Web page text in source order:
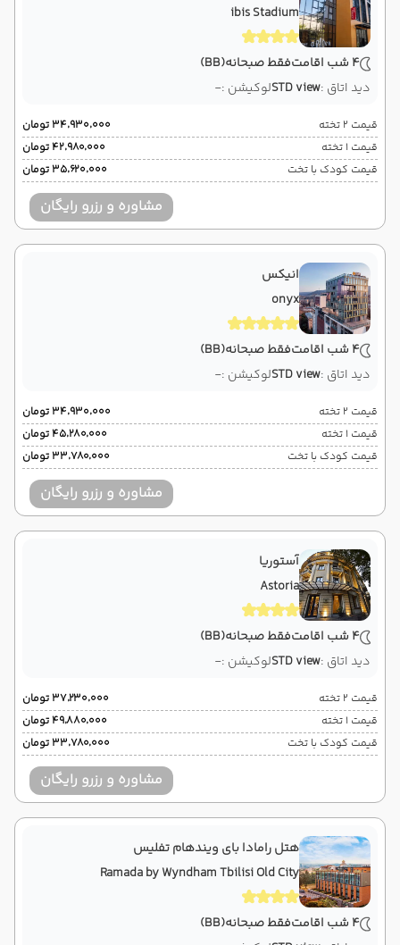
ibis Stadium
4 شب اقامت فقط صبحانه(BB)
دید اتاق :STD viewلوکیشن :-
قیمت 2 تخته
۳۴٬۹۳۰٬۰۰۰ تومان
قیمت 1 تخته
۴۲٬۹۸۰٬۰۰۰ تومان
قیمت کودک با تخت
۳۵٬۶۲۰٬۰۰۰ تومان
مشاوره و رزرو رایگان
انیکس
onyx
4 شب اقامت فقط صبحانه(BB)
دید اتاق :STD viewلوکیشن :-
قیمت 2 تخته
۳۴٬۹۳۰٬۰۰۰ تومان
قیمت 1 تخته
۴۵٬۲۸۰٬۰۰۰ تومان
قیمت کودک با تخت
۳۳٬۷۸۰٬۰۰۰ تومان
مشاوره و رزرو رایگان
آستوریا
Astoria
4 شب اقامت فقط صبحانه(BB)
دید اتاق :STD viewلوکیشن :-
قیمت 2 تخته
۳۷٬۲۳۰٬۰۰۰ تومان
قیمت 1 تخته
۴۹٬۸۸۰٬۰۰۰ تومان
قیمت کودک با تخت
۳۳٬۷۸۰٬۰۰۰ تومان
مشاوره و رزرو رایگان
هتل رامادا بای ویندهام تفلیس
Ramada by Wyndham Tbilisi Old City
4 شب اقامت فقط صبحانه(BB)